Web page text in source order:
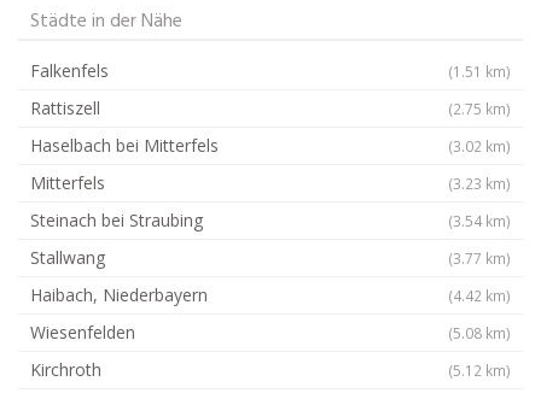
Städte in der Nähe
Falkenfels (1.51 km)
Rattiszell (2.75 km)
Haselbach bei Mitterfels (3.02 km)
Mitterfels (3.23 km)
Steinach bei Straubing (3.54 km)
Stallwang (3.77 km)
Haibach, Niederbayern (4.42 km)
Wiesenfelden (5.08 km)
Kirchroth (5.12 km)